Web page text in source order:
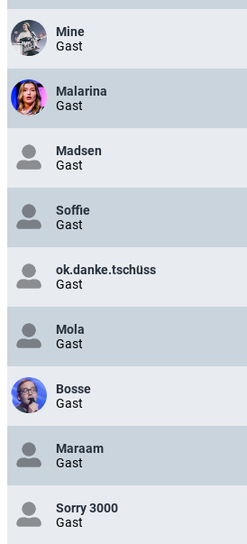
Mine
Gast
Malarina
Gast
Madsen
Gast
Soffie
Gast
ok.danke.tschüss
Gast
Mola
Gast
Bosse
Gast
Maraam
Gast
Sorry 3000
Gast